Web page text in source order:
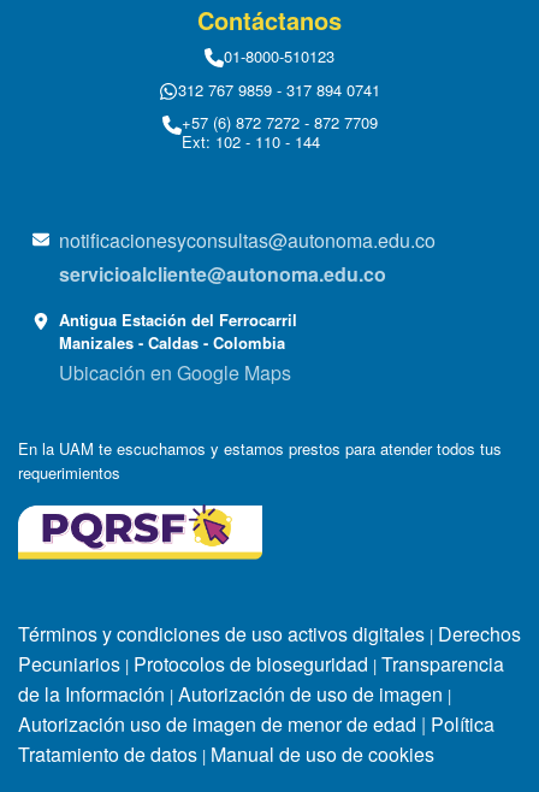
Contáctanos
01-8000-510123
312 767 9859 - 317 894 0741
+57 (6) 872 7272 - 872 7709
Ext: 102 - 110 - 144
notificacionesyconsultas@autonoma.edu.co
servicioalcliente@autonoma.edu.co
Antigua Estación del Ferrocarril
Manizales - Caldas - Colombia
Ubicación en Google Maps
En la UAM te escuchamos y estamos prestos para atender todos tus
requerimientos
Términos y condiciones de uso activos digitales | Derechos
Pecuniarios | Protocolos de bioseguridad | Transparencia
de la Información | Autorización de uso de imagen |
Autorización uso de imagen de menor de edad | Política
Tratamiento de datos | Manual de uso de cookies